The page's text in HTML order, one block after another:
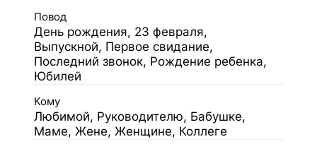
Повод
День рождения, 23 февраля,
Выпускной, Первое свидание,
Последний звонок, Рождение ребенка,
Юбилей
Кому
Любимой, Руководителю, Бабушке,
Маме, Жене, Женщине, Коллеге